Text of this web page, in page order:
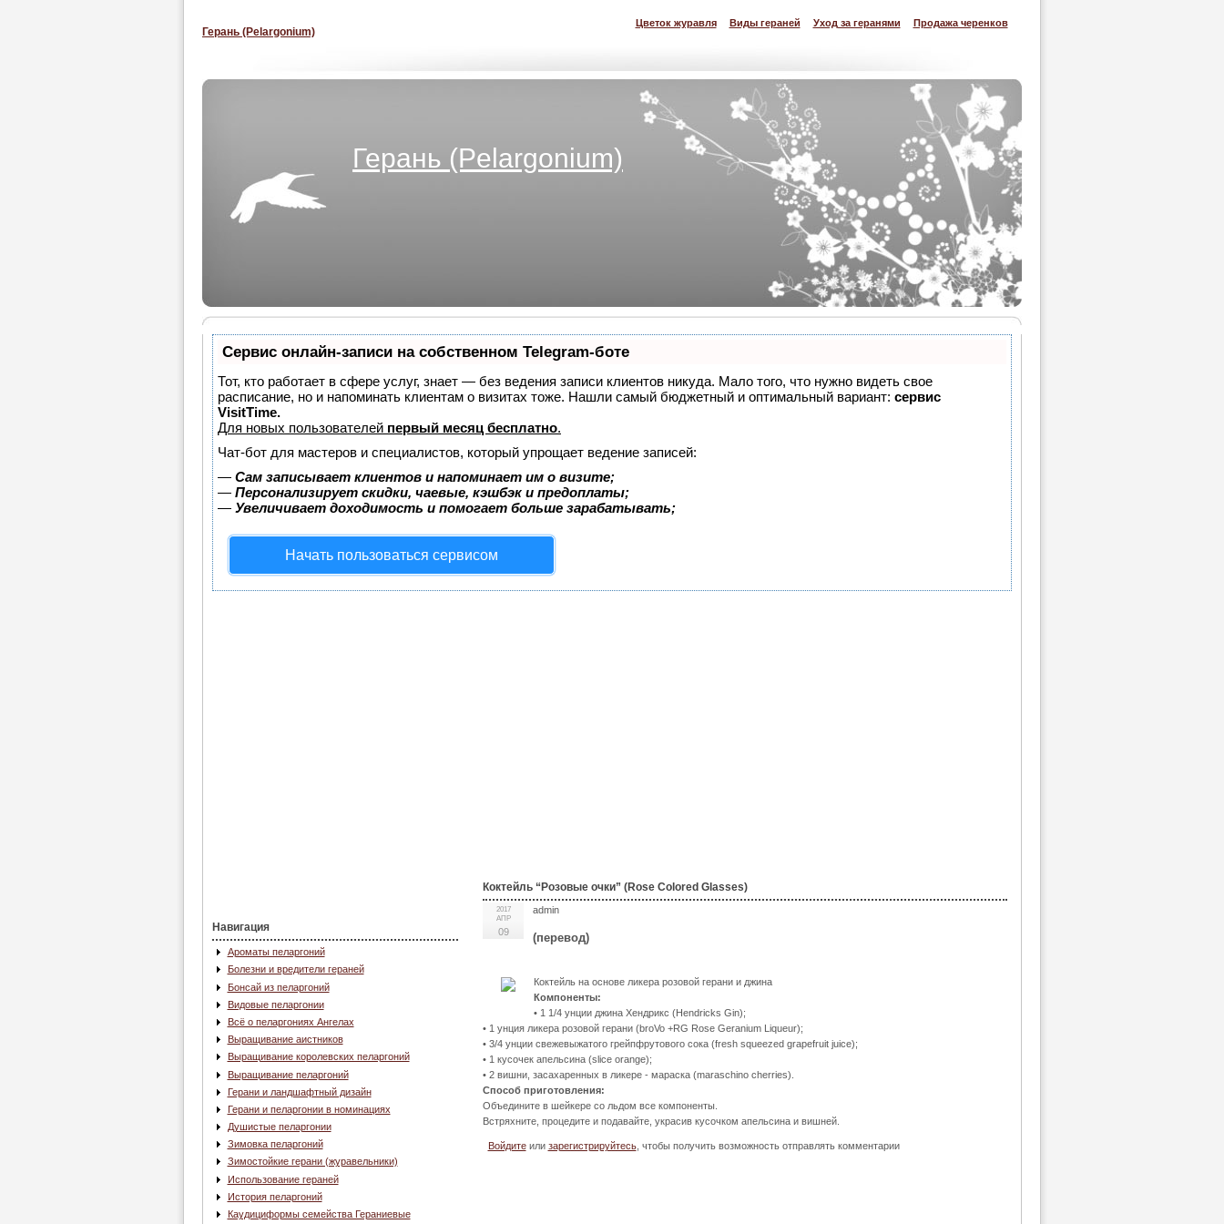
Цветок журавля Виды гераней Уход за геранями Продажа черенков
Герань (Pelargonium)
Герань (Pelargonium)
Сервис онлайн-записи на собственном Telegram-боте
Тот, кто работает в сфере услуг, знает — без ведения записи клиентов никуда. Мало того, что нужно видеть свое
расписание, но и напоминать клиентам о визитах тоже. Нашли самый бюджетный и оптимальный вариант: сервис
VisitTime.
Для новых пользователей первый месяц бесплатно.
Чат-бот для мастеров и специалистов, который упрощает ведение записей:
— Сам записывает клиентов и напоминает им о визите;
— Персонализирует скидки, чаевые, кэшбэк и предоплаты;
— Увеличивает доходимость и помогает больше зарабатывать;
Начать пользоваться сервисом
Навигация
Ароматы пеларгоний
Болезни и вредители гераней
Бонсай из пеларгоний
Видовые пеларгонии
Всё о пеларгониях Ангелах
Выращивание аистников
Выращивание королевских пеларгоний
Выращивание пеларгоний
Герани и ландшафтный дизайн
Герани и пеларгонии в номинациях
Душистые пеларгонии
Зимовка пеларгоний
Зимостойкие герани (журавельники)
Использование гераней
История пеларгоний
Каудициформы семейства Гераниевые
Коктейль “Розовые очки” (Rose Colored Glasses)
2017
АПР
09
admin
(перевод)
Коктейль на основе ликера розовой герани и джина
Компоненты:
• 1 1/4 унции джина Хендрикс (Hendricks Gin);
• 1 унция ликера розовой герани (broVo +RG Rose Geranium Liqueur);
• 3/4 унции свежевыжатого грейпфрутового сока (fresh squeezed grapefruit juice);
• 1 кусочек апельсина (slice orange);
• 2 вишни, засахаренных в ликере - мараска (maraschino cherries).
Способ приготовления:
Объедините в шейкере со льдом все компоненты.
Встряхните, процедите и подавайте, украсив кусочком апельсина и вишней.
Войдитеили зарегистрируйтесь, чтобы получить возможность отправлять комментарии